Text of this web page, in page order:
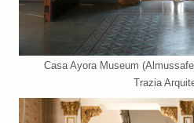
Casa Ayora Museum
Trazia